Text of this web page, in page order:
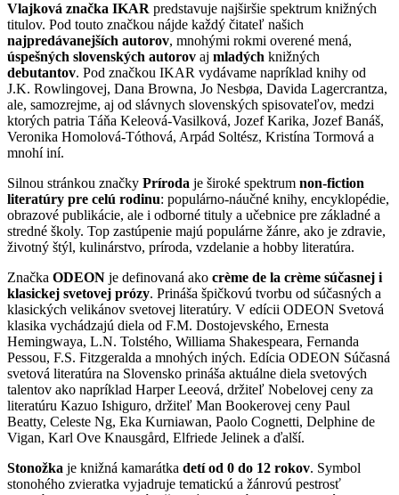
Vlajková značka IKAR predstavuje najširšie spektrum knižných
titulov. Pod touto značkou nájde každý čitateľ našich
najpredávanejších autorov, mnohými rokmi overené mená,
úspešných slovenských autorov aj mladých knižných
debutantov. Pod značkou IKAR vydávame napríklad knihy od
J.K. Rowlingovej, Dana Browna, Jo Nesbøa, Davida Lagercrantza,
ale, samozrejme, aj od slávnych slovenských spisovateľov, medzi
ktorých patria Táňa Keleová-Vasilková, Jozef Karika, Jozef Banáš,
Veronika Homolová-Tóthová, Arpád Soltész, Kristína Tormová a
mnohí iní.
Silnou stránkou značky Príroda je široké spektrum non-fiction
literatúry pre celú rodinu: populárno-náučné knihy, encyklopédie,
obrazové publikácie, ale i odborné tituly a učebnice pre základné a
stredné školy. Top zastúpenie majú populárne žánre, ako je zdravie,
životný štýl, kulinárstvo, príroda, vzdelanie a hobby literatúra.
Značka ODEON je definovaná ako crème de la crème súčasnej i
klasickej svetovej prózy. Prináša špičkovú tvorbu od súčasných a
klasických velikánov svetovej literatúry. V edícii ODEON Svetová
klasika vychádzajú diela od F.M. Dostojevského, Ernesta
Hemingwaya, L.N. Tolstého, Williama Shakespeara, Fernanda
Pessou, F.S. Fitzgeralda a mnohých iných. Edícia ODEON Súčasná
svetová literatúra na Slovensko prináša aktuálne diela svetových
talentov ako napríklad Harper Leeová, držiteľ Nobelovej ceny za
literatúru Kazuo Ishiguro, držiteľ Man Bookerovej ceny Paul
Beatty, Celeste Ng, Eka Kurniawan, Paolo Cognetti, Delphine de
Vigan, Karl Ove Knausgård, Elfriede Jelinek a ďalší.
Stonožka je knižná kamarátka detí od 0 do 12 rokov. Symbol
stonohého zvieratka vyjadruje tematickú a žánrovú pestrosť